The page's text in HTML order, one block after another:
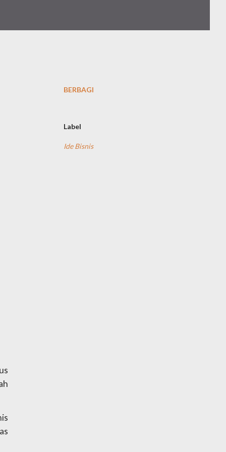
BERBAGI
Label
Ide Bisnis